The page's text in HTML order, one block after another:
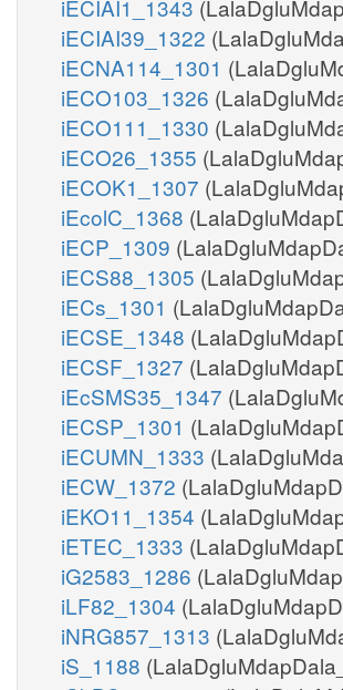
iECIAI1_1343
iECIAI39_1322
iECNA114_1301
iECO103_1326
iECO111_1330
iECO26_1355
iECOK1_1307
iEcolC_1368
iECP_1309
iECS88_1305
iECs_1301
iECSE_1348
iECSF_1327
iEcSMS35_1347
iECSP_1301
iECUMN_1333
iECW_1372
iEKO11_1354
iETEC_1333
iG2583_1286
iLF82_1304
iNRG857_1313
iS_1188